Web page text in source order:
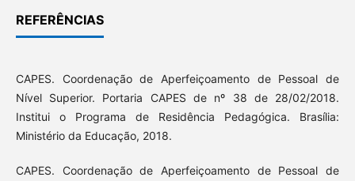
REFERÊNCIAS
CAPES. Coordenação de Aperfeiçoamento de Pessoal de
Nível Superior. Portaria CAPES de nº 38 de 28/02/2018.
Institui o Programa de Residência Pedagógica. Brasília:
Ministério da Educação, 2018.
CAPES. Coordenação de Aperfeiçoamento de Pessoal de